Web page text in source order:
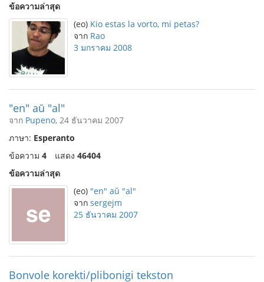
ข้อความล่าสุด
(eo) Kio estas la vorto, mi petas?
จาก Rao
3 มกราคม 2008
"en" aŭ "al"
จาก Pupeno, 24 ธันวาคม 2007
ภาษา: Esperanto
ข้อความ 4 แสดง 46404
ข้อความล่าสุด
(eo) "en" aŭ "al"
จาก sergejm
25 ธันวาคม 2007
Bonvole korekti/plibonigi tekston